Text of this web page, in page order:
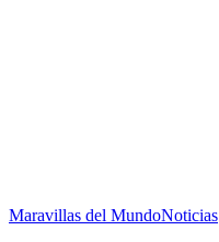
Maravillas del MundoNoticias